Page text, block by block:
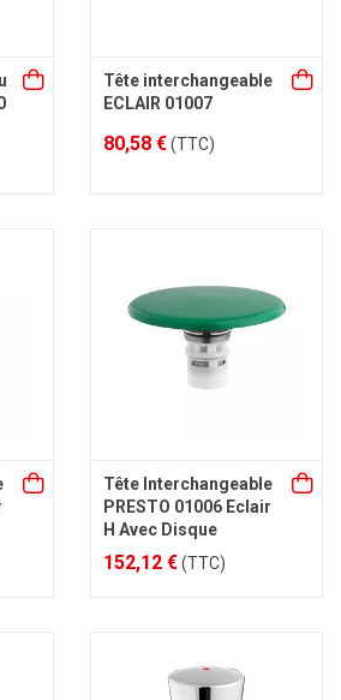
Tête interchangeable
ECLAIR 01007
80,58 €(TTC)
Tête Interchangeable
PRESTO 01006 Eclair
H Avec Disque
152,12 €(TTC)